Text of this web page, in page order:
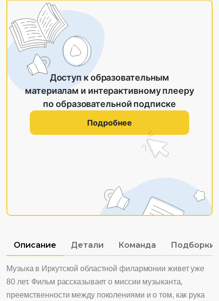
Доступ к образовательным
материалам и интерактивному плееру
по образовательной подписке
Подробнее
Описание Детали Команда Подборки
Музыка в Иркутской областной филармонии живет уже
80 лет. Фильм рассказывает о миссии музыканта,
преемственности между поколениями и о том, как рука